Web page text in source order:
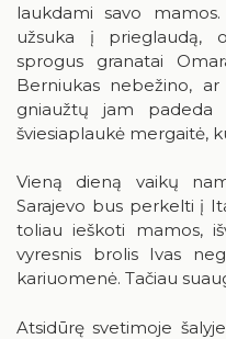
Žaidimai
Pr An
3 4
laukdami savo
užsuka į prieglaudą,
sprogus granatai
Berniukas nebežino,
gniaužtų jam padeda
šviesiaplaukė mergaitė,
Vieną dieną vaikų
Sarajevo bus perkelti į
toliau ieškoti mamos,
vyresnis brolis Ivas
kariuomenė. Tačiau
Atsidūrę svetimoje